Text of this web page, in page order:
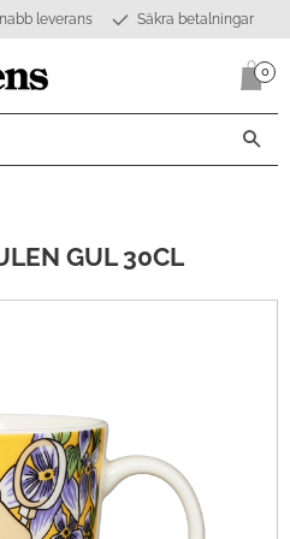
leverans Säkra betalningar
0
GUL 30CL